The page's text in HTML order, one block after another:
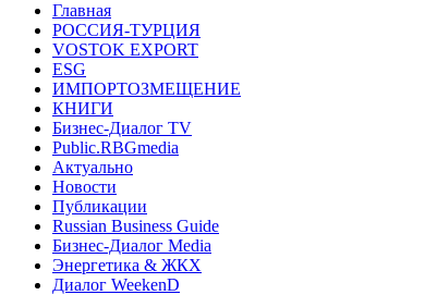
Главная
РОССИЯ-ТУРЦИЯ
VOSTOK EXPORT
ESG
ИМПОРТОЗМЕЩЕНИЕ
КНИГИ
Бизнес-Диалог TV
Public.RBGmedia
Актуально
Новости
Публикации
Russian Business Guide
Бизнес-Диалог Media
Энергетика & ЖКХ
Диалог WeekenD